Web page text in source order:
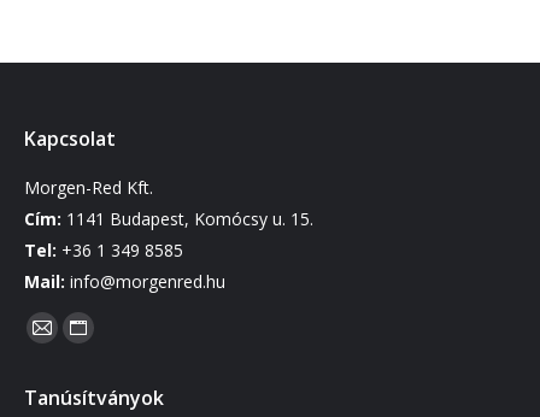
Kapcsolat
Morgen-Red Kft.
Cím: 1141 Budapest, Komócsy u. 15.
Tel: +36 1 349 8585
Mail: info@morgenred.hu
Find us on:
Mail
opens
Website
opens
Tanúsítványok